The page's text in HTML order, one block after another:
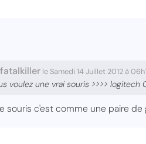
fatalkiller le Samedi 14 Juillet 2012 à
voulez une vrai souris >>>> logitech
souris c'est comme une paire de